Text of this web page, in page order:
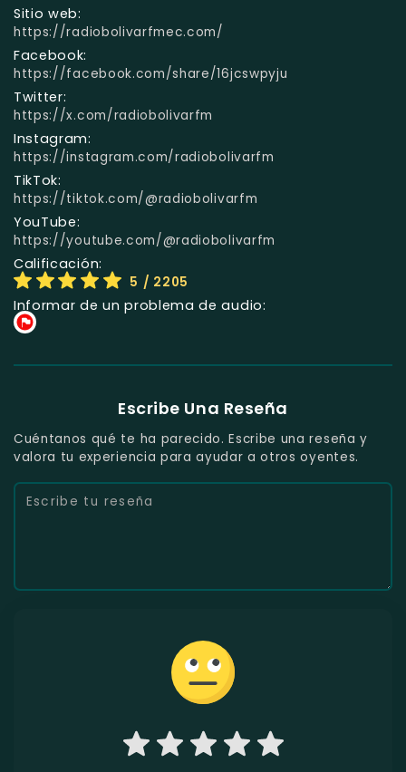
Sitio web:
https://radiobolivarfmec.com/
Facebook:
https://facebook.com/share/16jcswpyju
Twitter:
https://x.com/radiobolivarfm
Instagram:
https://instagram.com/radiobolivarfm
TikTok:
https://tiktok.com/@radiobolivarfm
YouTube:
https://youtube.com/@radiobolivarfm
Calificación:
5 / 2205
Informar de un problema de audio:
Escribe Una Reseña
Cuéntanos qué te ha parecido. Escribe una reseña y
valora tu experiencia para ayudar a otros oyentes.